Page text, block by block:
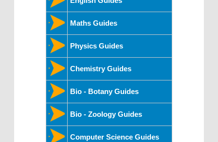
Maths Guides
Physics Guides
Chemistry Guides
Bio - Botany Guides
Bio - Zoology Guides
Computer Science Guides